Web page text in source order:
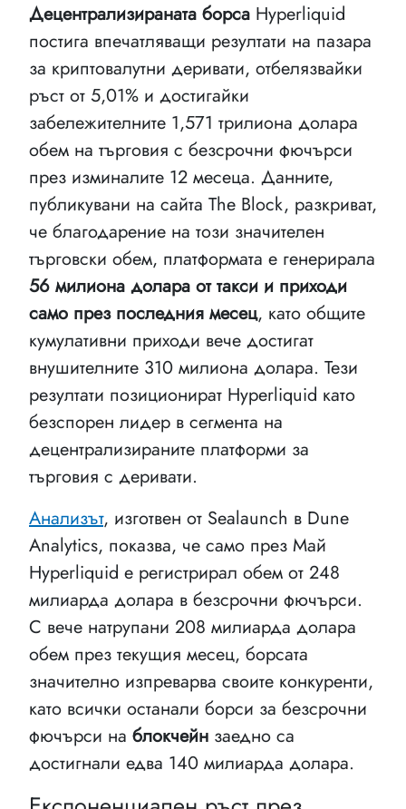
Децентрализираната борса Hyperliquid
постига впечатляващи резултати на пазара
за криптовалутни деривати, отбелязвайки
ръст от 5,01% и достигайки
забележителните 1,571 трилиона долара
обем на търговия с безсрочни фючърси
през изминалите 12 месеца. Данните,
публикувани на сайта The Block, разкриват,
че благодарение на този значителен
търговски обем, платформата е генерирала
56 милиона долара от такси и приходи
само през последния месец, като общите
кумулативни приходи вече достигат
внушителните 310 милиона долара. Тези
резултати позиционират Hyperliquid като
безспорен лидер в сегмента на
децентрализираните платформи за
търговия с деривати.
Анализът, изготвен от Sealaunch в Dune
Analytics, показва, че само през Май
Hyperliquid е регистрирал обем от 248
милиарда долара в безсрочни фючърси.
С вече натрупани 208 милиарда долара
обем през текущия месец, борсата
значително изпреварва своите конкуренти,
като всички останали борси за безсрочни
фючърси на блокчейн заедно са
достигнали едва 140 милиарда долара.